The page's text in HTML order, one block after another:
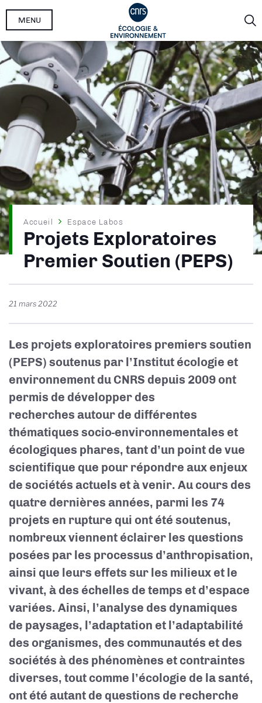
Aller
principal
MENU
Fil
d'Ariane
Accueil Espace Labos
Projets Exploratoires
Premier Soutien (PEPS)
21 mars 2022
Les projets exploratoires premiers soutien
(PEPS) soutenus par l’Institut écologie et
environnement du CNRS depuis 2009 ont
permis de développer des
recherches autour de différentes
thématiques socio-environnementales et
écologiques phares, tant d’un point de vue
scientifique que pour répondre aux enjeux
de sociétés actuels et à venir. Au cours des
quatre dernières années, parmi les 74
projets en rupture qui ont été soutenus,
nombreux viennent éclairer les questions
posées par les processus d’anthropisation,
ainsi que leurs effets sur les milieux et le
vivant, à des échelles de temps et d’espace
variées. Ainsi, l’analyse des dynamiques
de paysages, l’adaptation et l’adaptabilité
des organismes, des communautés et des
sociétés à des phénomènes et contraintes
diverses, tout comme l’écologie de la santé,
ont été autant de questions de recherche